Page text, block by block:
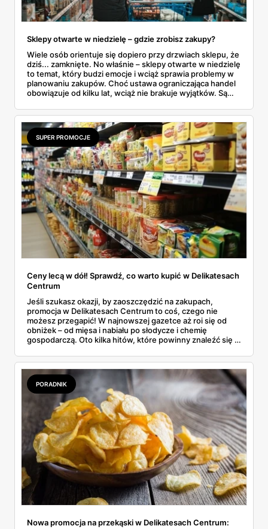
Sklepy otwarte w niedzielę – gdzie zrobisz zakupy?
Wiele osób orientuje się dopiero przy drzwiach sklepu, że
dziś... zamknięte. No właśnie – sklepy otwarte w niedzielę
to temat, który budzi emocje i wciąż sprawia problemy w
planowaniu zakupów. Choć ustawa ograniczająca handel
obowiązuje od kilku lat, wciąż nie brakuje wyjątków. Są
jak to wygląda w praktyce? Czy mały osiedlowy sklepik
może działać? A co z Żabką czy stacjami benzynowymi? W
tym artykule rozwiewamy wątpliwości i pokazujemy, gdzie
w niedzielę można coś kupić – bez nerwów i krążenia po
mieście.
SUPER PROMOCJE
Ceny lecą w dół! Sprawdź, co warto kupić w Delikatesach
Centrum
Jeśli szukasz okazji, by zaoszczędzić na zakupach,
promocja w Delikatesach Centrum to coś, czego nie
możesz przegapić! W najnowszej gazetce aż roi się od
obniżek – od mięsa i nabiału po słodycze i chemię
gospodarczą. Oto kilka hitów, które powinny znaleźć się w
PORADNIK
Nowa promocja na przekąski w Delikatesach Centrum: